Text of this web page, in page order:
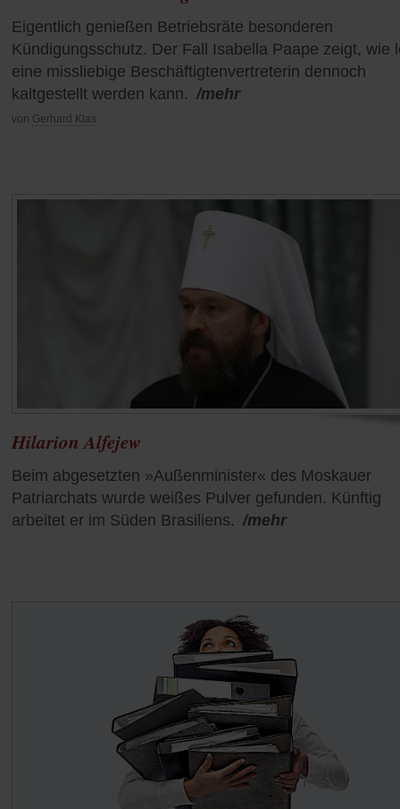
Eigentlich genießen Betriebsräte besonderen
Kündigungsschutz. Der Fall Isabella Paape zeigt, wie
eine missliebige Beschäftigtenvertreterin dennoch
kaltgestellt werden kann. /mehr
von Gerhard Klas
Hilarion Alfejew
Beim abgesetzten »Außenminister« des Moskauer
Patriarchats wurde weißes Pulver gefunden. Künftig
arbeitet er im Süden Brasiliens. /mehr